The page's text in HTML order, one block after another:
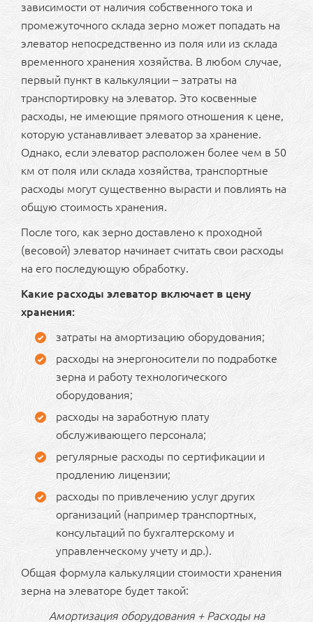
зависимости от наличия собственного тока и
промежуточного склада зерно может попадать на
элеватор непосредственно из поля или из склада
временного хранения хозяйства. В любом случае,
первый пункт в калькуляции – затраты на
транспортировку на элеватор. Это косвенные
расходы, не имеющие прямого отношения к цене,
которую устанавливает элеватор за хранение.
Однако, если элеватор расположен более чем в 50
км от поля или склада хозяйства, транспортные
расходы могут существенно вырасти и повлиять на
общую стоимость хранения.
После того, как зерно доставлено к проходной
(весовой) элеватор начинает считать свои расходы
на его последующую обработку.
Какие расходы элеватор включает в цену
хранения:
затраты на амортизацию оборудования;
расходы на энергоносители по подработке
зерна и работу технологического
оборудования;
расходы на заработную плату
обслуживающего персонала;
регулярные расходы по сертификации и
продлению лицензии;
расходы по привлечению услуг других
организаций (например транспортных,
консультаций по бухгалтерскому и
управленческому учету и др.).
Общая формула калькуляции стоимости хранения
зерна на элеваторе будет такой:
Амортизация оборудования + Расходы на